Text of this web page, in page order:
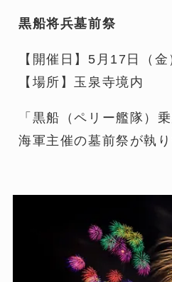
黒船将兵墓前祭
【開催日】5月17日（
【場所】玉泉寺境内
「黒船（ペリー艦隊）
海軍主催の墓前祭が執り